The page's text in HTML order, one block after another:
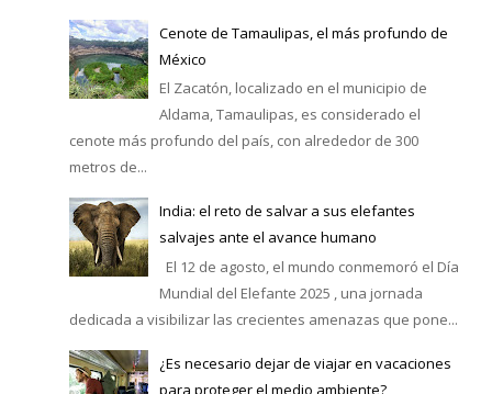
Cenote de Tamaulipas, el más profundo de
México
El Zacatón, localizado en el municipio de
Aldama, Tamaulipas, es considerado el
cenote más profundo del país, con alrededor de 300
metros de...
India: el reto de salvar a sus elefantes
salvajes ante el avance humano
El 12 de agosto, el mundo conmemoró el Día
Mundial del Elefante 2025 , una jornada
dedicada a visibilizar las crecientes amenazas que pone...
¿Es necesario dejar de viajar en vacaciones
para proteger el medio ambiente?